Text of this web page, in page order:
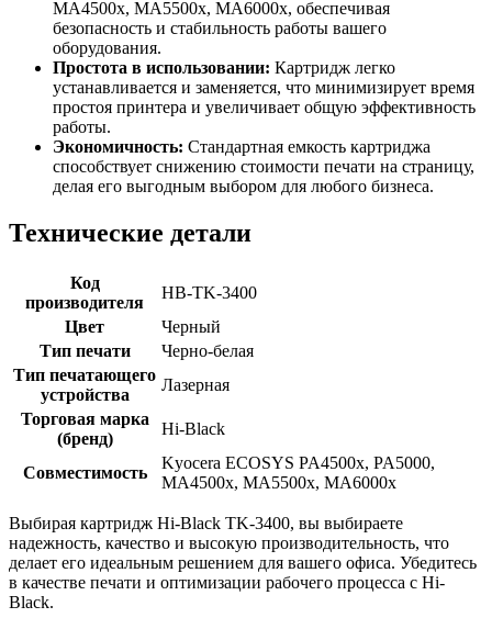
MA4500x, MA5500x, MA6000x, обеспечивая
безопасность и стабильность работы вашего
оборудования.
Простота в использовании: Картридж легко
устанавливается и заменяется, что минимизирует время
простоя принтера и увеличивает общую эффективность
работы.
Экономичность: Стандартная емкость картриджа
способствует снижению стоимости печати на страницу,
делая его выгодным выбором для любого бизнеса.
Технические детали
Код
производителя
HB-TK-3400
Цвет
Черный
Тип печати
Черно-белая
Тип печатающего
устройства
Лазерная
Торговая марка
(бренд)
Hi-Black
Совместимость
Kyocera ECOSYS PA4500x, PA5000,
MA4500x, MA5500x, MA6000x
Выбирая картридж Hi-Black TK-3400, вы выбираете
надежность, качество и высокую производительность, что
делает его идеальным решением для вашего офиса. Убедитесь
в качестве печати и оптимизации рабочего процесса с Hi-
Black.